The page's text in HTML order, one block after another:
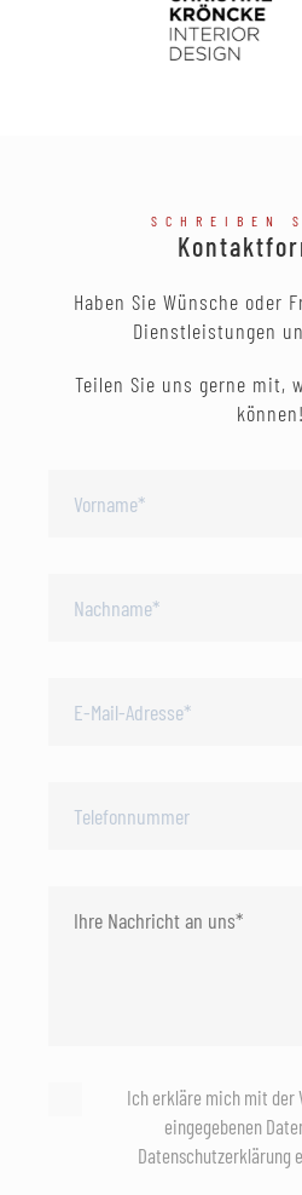
SCHREIBEN
Haben Sie Wünsche oder
Dienstleistungen
Teilen Sie uns gerne mit,
können!
Ich erkläre mich mit der
eingegebenen
Datenschutzerklärung